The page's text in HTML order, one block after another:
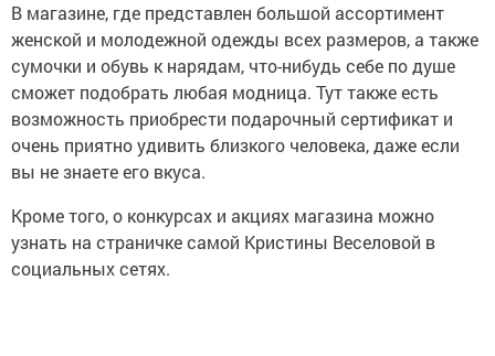
В магазине, где представлен большой ассортимент
женской и молодежной одежды всех размеров, а также
сумочки и обувь к нарядам, что-нибудь себе по душе
сможет подобрать любая модница. Тут также есть
возможность приобрести подарочный сертификат и
очень приятно удивить близкого человека, даже если
вы не знаете его вкуса.
Кроме того, о конкурсах и акциях магазина можно
узнать на страничке самой Кристины Веселовой в
социальных сетях.